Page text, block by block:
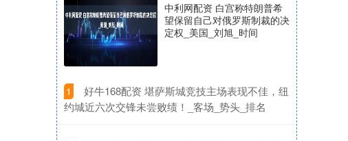
中利网配资 白宫称特朗普希
望保留自己对俄罗斯制裁的决
定权_美国_刘旭_时间
1
​好牛168配资 堪萨斯城竞技主场表现不佳，纽
约城近六次交锋未尝败绩！_客场_势头_排名